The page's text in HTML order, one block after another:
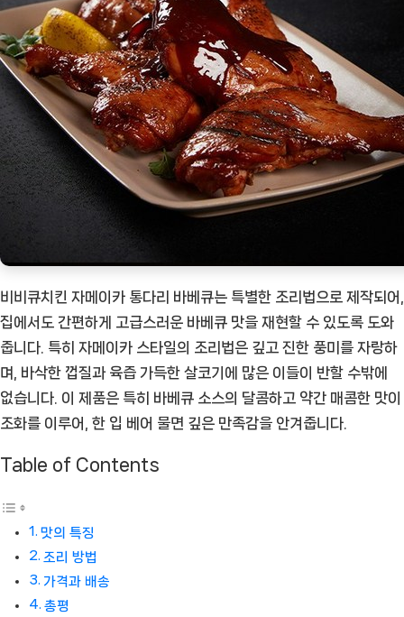
추
천
상
품]
비비큐치킨 자메이카 통다리 바베큐는 특별한 조리법으로 제작되어,
집에서도 간편하게 고급스러운 바베큐 맛을 재현할 수 있도록 도와
줍니다. 특히 자메이카 스타일의 조리법은 깊고 진한 풍미를 자랑하
며, 바삭한 껍질과 육즙 가득한 살코기에 많은 이들이 반할 수밖에
없습니다. 이 제품은 특히 바베큐 소스의 달콤하고 약간 매콤한 맛이
조화를 이루어, 한 입 베어 물면 깊은 만족감을 안겨줍니다.
Table of Contents
맛의 특징
조리 방법
가격과 배송
총평